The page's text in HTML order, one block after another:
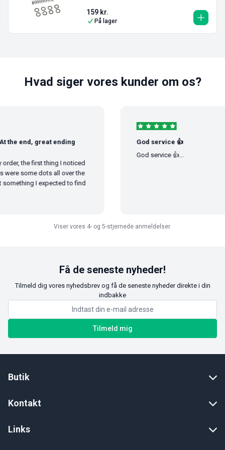
159 kr.
På lager
Hvad siger vores kunder om os?
end, great ending
the first thing I noticed
some dots all over the
I expected to find
God service 👍
God service 👍...
Viser vores 4- og 5-stjernede anmeldelser.
Få de seneste nyheder!
Tilmeld dig vores nyhedsbrev og få de seneste nyheder direkte i din
indbakke
Tilmeld mig
Butik
Kontakt
Links